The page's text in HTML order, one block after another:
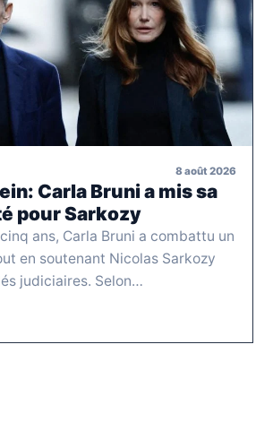
8 août 2026
Carla Bruni a mis sa
pour Sarkozy
ans, Carla Bruni a combattu un
en soutenant Nicolas Sarkozy
judiciaires. Selon…